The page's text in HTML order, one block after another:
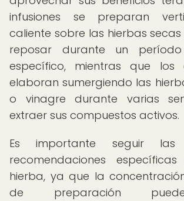
infusiones se preparan
caliente sobre las hierbas
reposar durante un
específico, mientras que los
elaboran sumergiendo las
o vinagre durante varias
extraer sus compuestos activos.
Es importante seguir
recomendaciones
hierba, ya que la
de preparación